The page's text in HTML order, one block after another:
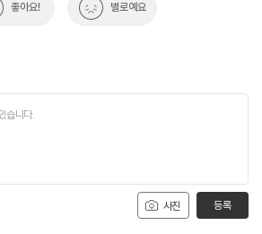
좋아요! 별로예요
사진 등록